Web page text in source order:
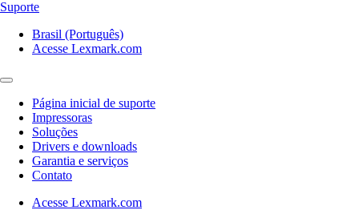
Suporte
Brasil (Português)
Acesse Lexmark.com
Página inicial de suporte
Impressoras
Soluções
Drivers e downloads
Garantia e serviços
Contato
Acesse Lexmark.com